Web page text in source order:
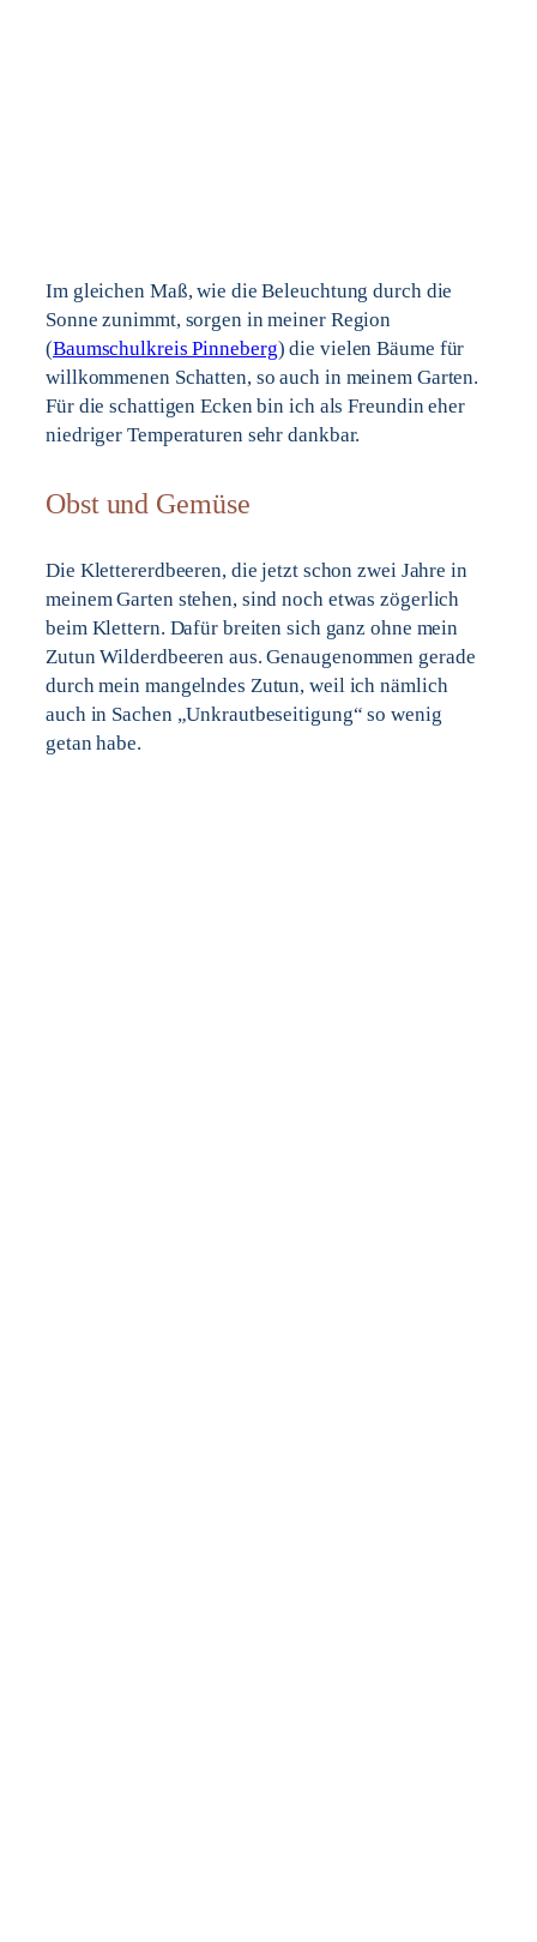
Im gleichen Maß, wie die Beleuchtung durch die
Sonne zunimmt, sorgen in meiner Region
(Baumschulkreis Pinneberg) die vielen Bäume für
willkommenen Schatten, so auch in meinem Garten.
Für die schattigen Ecken bin ich als Freundin eher
niedriger Temperaturen sehr dankbar.
Obst und Gemüse
Die Klettererdbeeren, die jetzt schon zwei Jahre in
meinem Garten stehen, sind noch etwas zögerlich
beim Klettern. Dafür breiten sich ganz ohne mein
Zutun Wilderdbeeren aus. Genaugenommen gerade
durch mein mangelndes Zutun, weil ich nämlich
auch in Sachen „Unkrautbeseitigung“ so wenig
getan habe.